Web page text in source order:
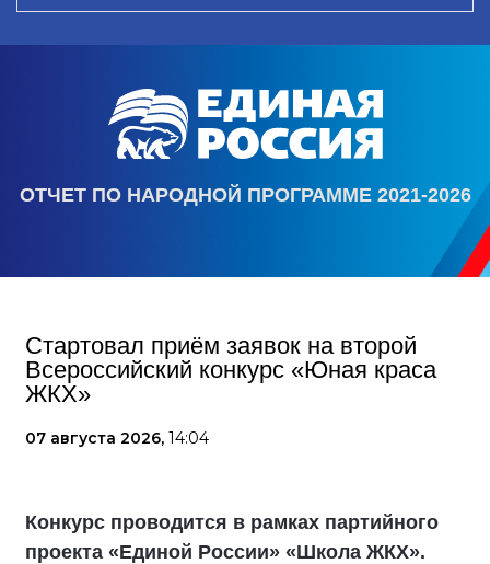
ОТЧЕТ ПО НАРОДНОЙ ПРОГРАММЕ 2021-2026
Стартовал приём заявок на второй
Всероссийский конкурс «Юная краса
ЖКХ»
07 августа 2026, 14:04
Конкурс проводится в рамках партийного
проекта «Единой России» «Школа ЖКХ».